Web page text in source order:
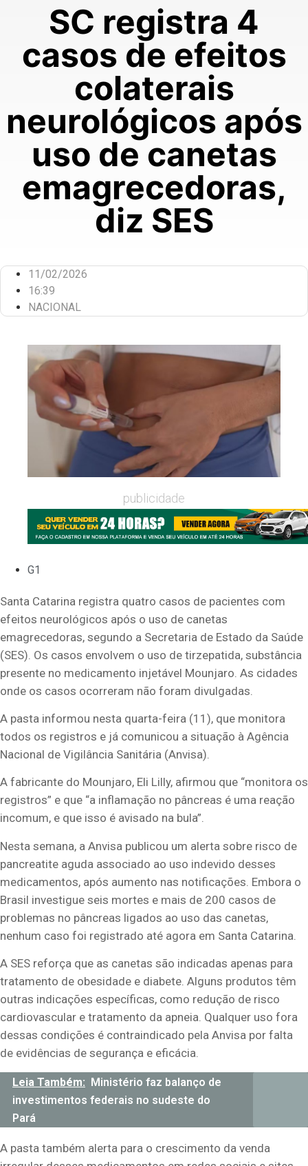
SC registra 4
casos de efeitos
colaterais
neurológicos após
uso de canetas
emagrecedoras,
diz SES
11/02/2026
16:39
NACIONAL
publicidade
G1
Santa Catarina registra quatro casos de pacientes com
efeitos neurológicos após o uso de canetas
emagrecedoras, segundo a Secretaria de Estado da Saúde
(SES). Os casos envolvem o uso de tirzepatida, substância
presente no medicamento injetável Mounjaro. As cidades
onde os casos ocorreram não foram divulgadas.
A pasta informou nesta quarta-feira (11), que monitora
todos os registros e já comunicou a situação à Agência
Nacional de Vigilância Sanitária (Anvisa).
A fabricante do Mounjaro, Eli Lilly, afirmou que “monitora os
registros” e que “a inflamação no pâncreas é uma reação
incomum, e que isso é avisado na bula”.
Nesta semana, a Anvisa publicou um alerta sobre risco de
pancreatite aguda associado ao uso indevido desses
medicamentos, após aumento nas notificações. Embora o
Brasil investigue seis mortes e mais de 200 casos de
problemas no pâncreas ligados ao uso das canetas,
nenhum caso foi registrado até agora em Santa Catarina.
A SES reforça que as canetas são indicadas apenas para
tratamento de obesidade e diabete. Alguns produtos têm
outras indicações específicas, como redução de risco
cardiovascular e tratamento da apneia. Qualquer uso fora
dessas condições é contraindicado pela Anvisa por falta
de evidências de segurança e eficácia.
Leia Também: Ministério faz balanço de
investimentos federais no sudeste do
Pará
A pasta também alerta para o crescimento da venda